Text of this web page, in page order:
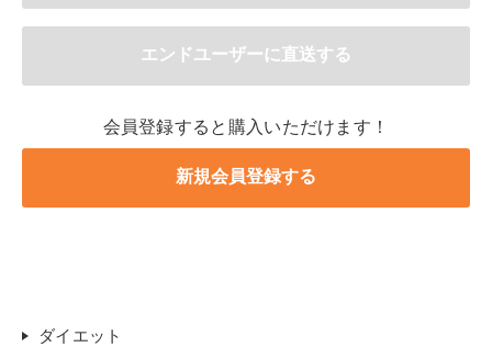
会員登録すると購入いただけます！
ダイエット